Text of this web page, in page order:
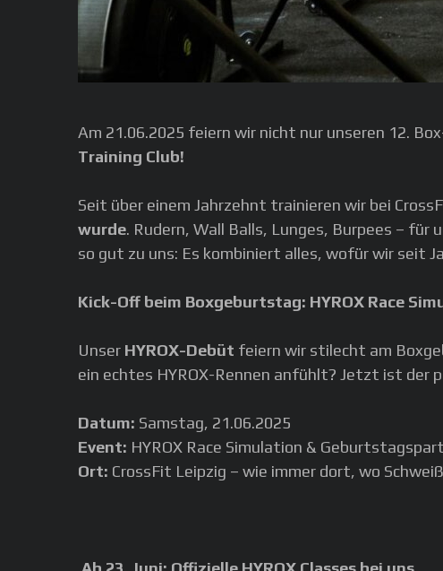
Am 21.06.2025 feiern wir nicht nur unseren 12.
Training Club!
Seit über einem Jahrzehnt trainieren wir bei
wurde. Rudern, Wall Balls, Lunges, Burpees – für
so gut zu uns: Es kombiniert alles, wofür wir seit
Kick-Off beim Boxgeburtstag: HYROX Race
Unser HYROX-Debüt feiern wir stilecht am
ein echtes HYROX-Rennen anfühlt? Jetzt ist der
Datum: Samstag, 21.06.2025
Event: HYROX Race Simulation &
Ort: CrossFit Leipzig – wie immer dort, wo